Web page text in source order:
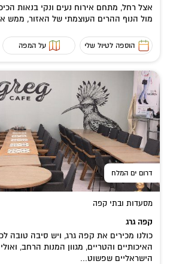
אצל רחל, מתחם אירוח נעים ונקי בנאות
מול הנוף ההרים העוצמתי של האזור, ממש
הוספה לטיול שלי על המפה
דרום ים המלח
מסעדות ובתי קפה
קפה גרג
כולנו מכירים את קפה גרג, ויש סיבה טובה
האיכותיים והטריים, מגוון המנות הרחב,
הישראליים שפשוט...